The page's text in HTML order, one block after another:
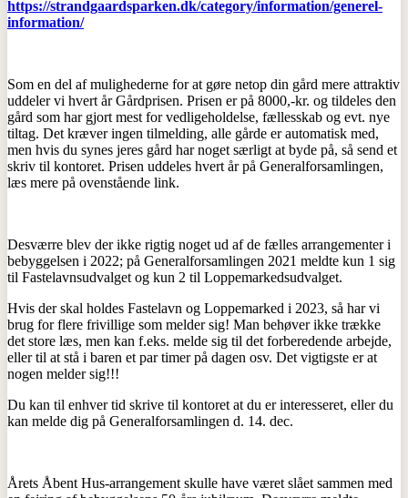
https://strandgaardsparken.dk/category/information/generel-
information/
Som en del af mulighederne for at gøre netop din gård mere attraktiv
uddeler vi hvert år Gårdprisen. Prisen er på 8000,-kr. og tildeles den
gård som har gjort mest for vedligeholdelse, fællesskab og evt. nye
tiltag. Det kræver ingen tilmelding, alle gårde er automatisk med,
men hvis du synes jeres gård har noget særligt at byde på, så send et
skriv til kontoret. Prisen uddeles hvert år på Generalforsamlingen,
læs mere på ovenstående link.
Desværre blev der ikke rigtig noget ud af de fælles arrangementer i
bebyggelsen i 2022; på Generalforsamlingen 2021 meldte kun 1 sig
til Fastelavnsudvalget og kun 2 til Loppemarkedsudvalget.
Hvis der skal holdes Fastelavn og Loppemarked i 2023, så har vi
brug for flere frivillige som melder sig! Man behøver ikke trække
det store læs, men kan f.eks. melde sig til det forberedende arbejde,
eller til at stå i baren et par timer på dagen osv. Det vigtigste er at
nogen melder sig!!!
Du kan til enhver tid skrive til kontoret at du er interesseret, eller du
kan melde dig på Generalforsamlingen d. 14. dec.
Årets Åbent Hus-arrangement skulle have været slået sammen med